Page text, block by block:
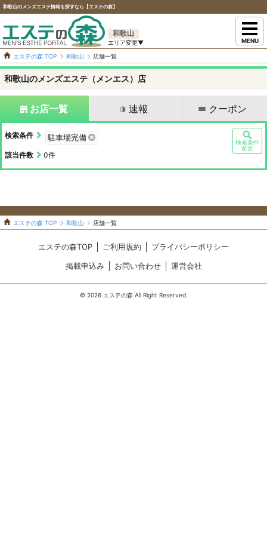
和歌山のメンズエステ情報を探すなら【エステの森】
和歌山
MENU
エステの森 TOP 和歌山 店舗一覧
和歌山のメンズエステ（メンエス）店
お店一覧 速報 クーポン
検索条件 駐車場完備
該当件数 0件
検索条件
変更
エステの森 TOP 和歌山 店舗一覧
エステの森TOP ご利用規約
プライバシーポリシー
掲載申込み
お問い合わせ 運営会社
© 2026 エステの森 All Right Reserved.